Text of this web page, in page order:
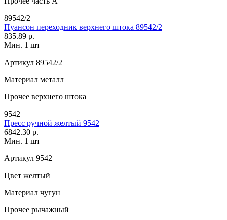
89542/2
Пуансон переходник верхнего штока 89542/2
835.89 р.
Мин. 1 шт
Артикул 89542/2
Материал металл
Прочее верхнего штока
9542
Пресс ручной желтый 9542
6842.30 р.
Мин. 1 шт
Артикул 9542
Цвет желтый
Материал чугун
Прочее рычажный